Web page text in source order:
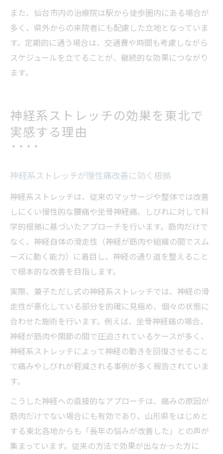
また、仙台市内の治療院は駅から徒歩圏内にある場合が
多く、県外からの来院者にも配慮した立地となっていま
す。定期的に通う場合は、交通費や時間も考慮しながら
スケジュールを立てることが、継続的な効果につながり
ます。
神経系ストレッチの効果を東北で
実感する理由
神経系ストレッチが慢性痛改善に効く根拠
神経系ストレッチは、従来のマッサージや整体では改善
しにくい慢性的な腰痛や坐骨神経痛、しびれに対して科
学的根拠に基づいたアプローチを行います。筋肉だけで
なく、神経自体の滑走性（神経が筋肉や組織の間でスム
ーズに動く能力）に着目し、神経の通り道を整えること
で根本的な改善を目指します。
実際、兼子ただし式の神経系ストレッチでは、神経の滑
走性が悪化している部分を的確に見極め、個々の状態に
合わせた施術を行います。例えば、坐骨神経痛の場合、
神経が筋肉や関節の間で圧迫されているケースが多く、
神経系ストレッチによって神経の動きを回復させること
で痛みやしびれが軽減される事例が多く報告されていま
す。
こうした神経への直接的なアプローチは、痛みの原因が
筋肉だけでない場合にも有効であり、山形県をはじめと
する東北各地からも「長年の悩みが改善した」との声が
集まっています。従来の方法で効果が出なかった方に